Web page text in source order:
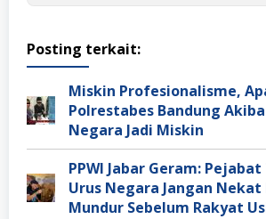
Posting terkait:
Miskin Profesionalisme,
Polrestabes Bandung
Negara Jadi Miskin
PPWI Jabar Geram:
Urus Negara Jangan
Mundur Sebelum Rakyat